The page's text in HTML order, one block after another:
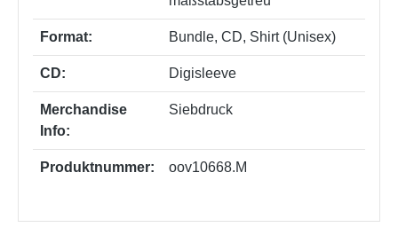
Format: Bundle, CD, Shirt (Unisex)
CD: Digisleeve
Merchandise
Info:
Siebdruck
Produktnummer: oov10668.M